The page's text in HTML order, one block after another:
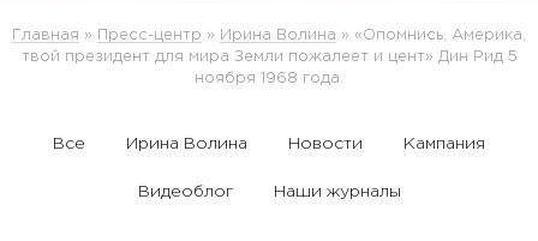
Главная » Пресс-центр » Ирина Волина » «Опомнись, Америка,
твой президент для мира Земли пожалеет и цент» Дин Рид 5
ноября 1968 года.
Все Ирина Волина Новости Кампания
Видеоблог Наши журналы